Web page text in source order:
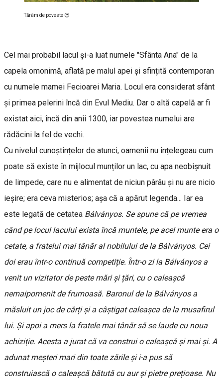
Tărâm de poveste 😍
Cel mai probabil lacul și-a luat numele "Sfânta Ana" de la
capela omonimă, aflată pe malul apei și sfințită contemporan
cu numele mamei Fecioarei Maria. Locul era considerat sfânt
și primea pelerini încă din Evul Mediu. Dar o altă capelă ar fi
existat aici, încă din anii 1300, iar povestea numelui are
rădăcini la fel de vechi.
Cu nivelul cunoștințelor de atunci, oamenii nu înțelegeau cum
poate să existe în mijlocul munților un lac, cu apa neobișnuit
de limpede, care nu e alimentat de niciun pârâu și nu are nicio
ieșire; era ceva misterios; așa că a apărut legenda... Iar ea
este legată de cetatea Bálványos. Se spune că pe vremea
când pe locul lacului exista încă muntele, pe acel munte era o
cetate, a fratelui mai tânăr al nobilului de la Bálványos. Cei
doi erau într-o continuă competiție. Într-o zi la Bálványos a
venit un vizitator de peste mări și țări, cu o caleașcă
nemaipomenit de frumoasă. Baronul de la Bálványos a
măsluit un joc de cărți și a câștigat caleașca de la musafirul
lui. Și apoi a mers la fratele mai tânăr să se laude cu noua
achiziție. Acesta a jurat că va construi o caleașcă și mai și. A
adunat meșteri mari din toate zările și i-a pus să
construiască o caleașcă bătută cu aur și pietre prețioase. Nu